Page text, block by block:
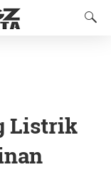
Listrik